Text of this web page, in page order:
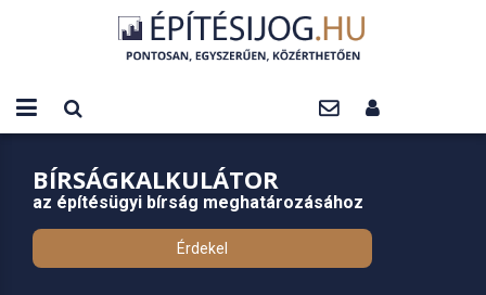
BÍRSÁGKALKULÁTOR
az építésügyi bírság meghatározásához
Érdekel